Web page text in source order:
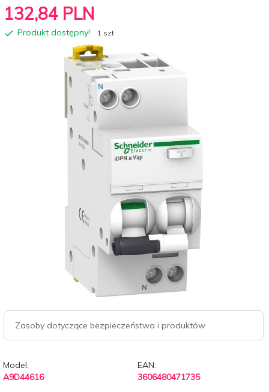
132,84 PLN
Produkt dostępny! 1 szt.
Zasoby dotyczące bezpieczeństwa i produktów
Model:
A9D44616
EAN:
3606480471735